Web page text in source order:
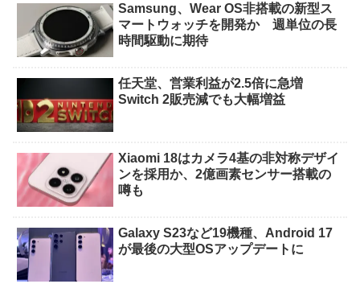
Samsung、Wear OS非搭載の新型ス
マートウォッチを開発か 週単位の長
時間駆動に期待
任天堂、営業利益が2.5倍に急増
Switch 2販売減でも大幅増益
Xiaomi 18はカメラ4基の非対称デザイ
ンを採用か、2億画素センサー搭載の
噂も
Galaxy S23など19機種、Android 17
が最後の大型OSアップデートに